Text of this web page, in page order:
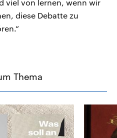
viel von lernen, wenn wir
diese Debatte zu
Thema